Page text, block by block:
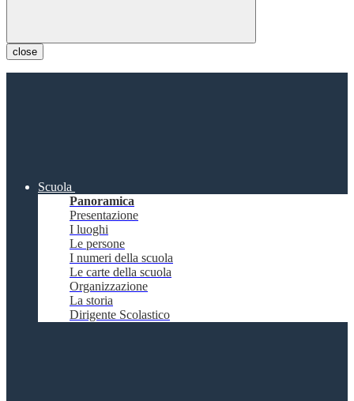
close
Scuola
Panoramica
Presentazione
I luoghi
Le persone
I numeri della scuola
Le carte della scuola
Organizzazione
La storia
Dirigente Scolastico